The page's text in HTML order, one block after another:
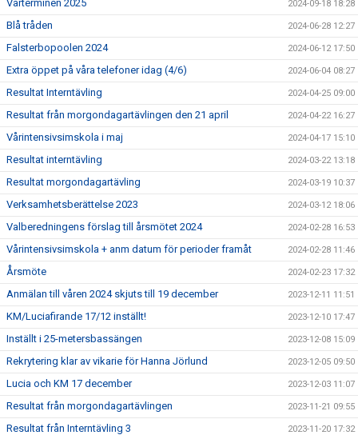
Vårterminen 2025 2024-09-18 18:28
Blå tråden 2024-06-28 12:27
Falsterbopoolen 2024 2024-06-12 17:50
Extra öppet på våra telefoner idag (4/6) 2024-06-04 08:27
Resultat Interntävling 2024-04-25 09:00
Resultat från morgondagartävlingen den 21 april 2024-04-22 16:27
Vårintensivsimskola i maj 2024-04-17 15:10
Resultat interntävling 2024-03-22 13:18
Resultat morgondagartävling 2024-03-19 10:37
Verksamhetsberättelse 2023 2024-03-12 18:06
Valberedningens förslag till årsmötet 2024 2024-02-28 16:53
Vårintensivsimskola + anm datum för perioder framåt 2024-02-28 11:46
Årsmöte 2024-02-23 17:32
Anmälan till våren 2024 skjuts till 19 december 2023-12-11 11:51
KM/Luciafirande 17/12 inställt! 2023-12-10 17:47
Inställt i 25-metersbassängen 2023-12-08 15:09
Rekrytering klar av vikarie för Hanna Jörlund 2023-12-05 09:50
Lucia och KM 17 december 2023-12-03 11:07
Resultat från morgondagartävlingen 2023-11-21 09:55
Resultat från Interntävling 3 2023-11-20 17:32